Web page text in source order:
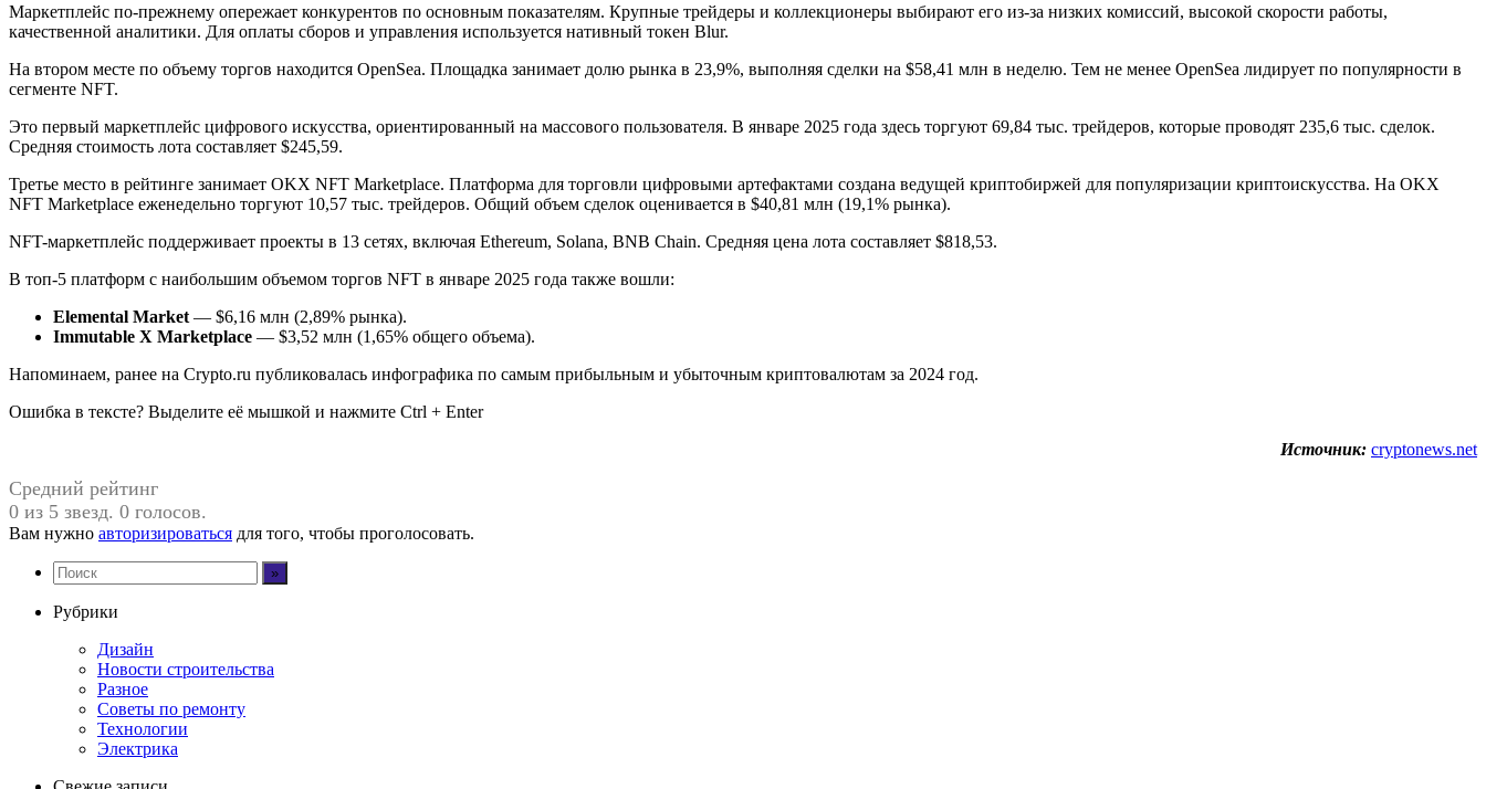
Маркетплейс по-прежнему опережает конкурентов по основным показателям. Крупные трейдеры и коллекционеры выбирают его из-за низких комиссий, высокой скорости работы,
качественной аналитики. Для оплаты сборов и управления используется нативный токен Blur.
На втором месте по объему торгов находится OpenSea. Площадка занимает долю рынка в 23,9%, выполняя сделки на $58,41 млн в неделю. Тем не менее OpenSea лидирует по популярности в
сегменте NFT.
Это первый маркетплейс цифрового искусства, ориентированный на массового пользователя. В январе 2025 года здесь торгуют 69,84 тыс. трейдеров, которые проводят 235,6 тыс. сделок.
Средняя стоимость лота составляет $245,59.
Третье место в рейтинге занимает OKX NFT Marketplace. Платформа для торговли цифровыми артефактами создана ведущей криптобиржей для популяризации криптоискусства. На OKX
NFT Marketplace еженедельно торгуют 10,57 тыс. трейдеров. Общий объем сделок оценивается в $40,81 млн (19,1% рынка).
NFT-маркетплейс поддерживает проекты в 13 сетях, включая Ethereum, Solana, BNB Chain. Средняя цена лота составляет $818,53.
В топ-5 платформ с наибольшим объемом торгов NFT в январе 2025 года также вошли:
Elemental Market — $6,16 млн (2,89% рынка).
Immutable X Marketplace — $3,52 млн (1,65% общего объема).
Напоминаем, ранее на Crypto.ru публиковалась инфографика по самым прибыльным и убыточным криптовалютам за 2024 год.
Ошибка в тексте? Выделите её мышкой и нажмите Ctrl + Enter
Источник: cryptonews.net
Средний рейтинг
0 из 5 звезд. 0 голосов.
Вам нужно авторизироваться для того, чтобы проголосовать.
Рубрики
Дизайн
Новости строительства
Разное
Советы по ремонту
Технологии
Электрика